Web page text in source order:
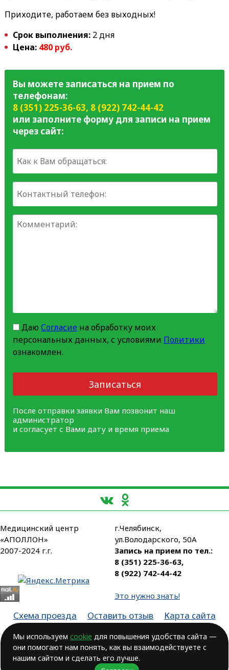
Приходите, работаем без выходных!
Срок выполнения:2 дня
Цена: 480 руб.
Вы можете записаться на прием по
телефонам:
8 (351) 225-36-63, 8 (922) 742-44-42
или заполните форму для записи на прием
через сайт:
Даю Согласиена обработку моих
персональных данных, с условиями Политики
ознакомлен.
Записаться
После отправки заявки Вам позвонит наш
администратор
и согласует с Вами дату и время приема
Медицинский центр
«АПОЛЛОН»
2007-2024 г.г.
г.Челябинск,
ул.Володарского, 50А
Запись на прием по тел.:
8 (351) 225-36-63,
8 (922) 742-44-42
Это нужно знать!
Схема проезда Оставить отзыв
Карта сайта
Лицензия № ЛО-74-01-003806, от 14.10.2016, выдана Министерством
здравоохранения Челябинской области
Мы используем cookie для повышения удобства сайта —
они помогают нам понять, как вы взаимодействуете с
нашим сайтом и сделать его лучше.